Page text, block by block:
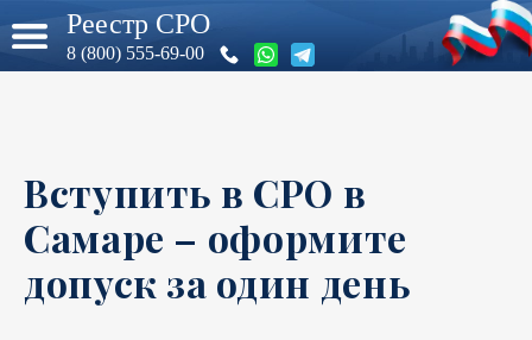
Реестр СРО
8 (800) 555-69-00
Вступить в СРО в
Самаре – оформите
допуск за один день